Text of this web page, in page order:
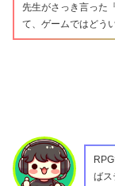
先生がさっき言った
て、ゲームではどう
ばス